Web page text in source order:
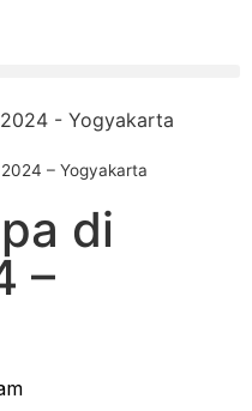
– Yogyakarta
di
–